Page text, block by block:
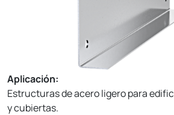
Aplicación:
Estructuras de acero ligero para
y cubiertas.